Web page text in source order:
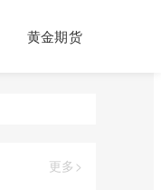
黄金期货
更多>